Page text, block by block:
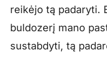
reikėjo tą padaryti.
buldozerį mano
sustabdyti, tą